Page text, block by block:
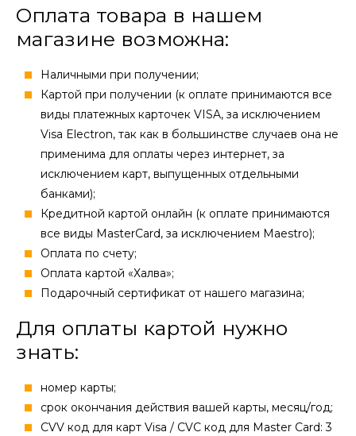
Оплата товара в нашем
магазине возможна:
Наличными при получении;
Картой при получении (к оплате принимаются все
виды платежных карточек VISA, за исключением
Visa Electron, так как в большинстве случаев она не
применима для оплаты через интернет, за
исключением карт, выпущенных отдельными
банками);
Кредитной картой онлайн (к оплате принимаются
все виды MasterCard, за исключением Maestro);
Оплата по счету;
Оплата картой «Халва»;
Подарочный сертификат от нашего магазина;
Для оплаты картой нужно
знать:
номер карты;
cрок окончания действия вашей карты, месяц/год;
CVV код для карт Visa / CVC код для Master Card: 3